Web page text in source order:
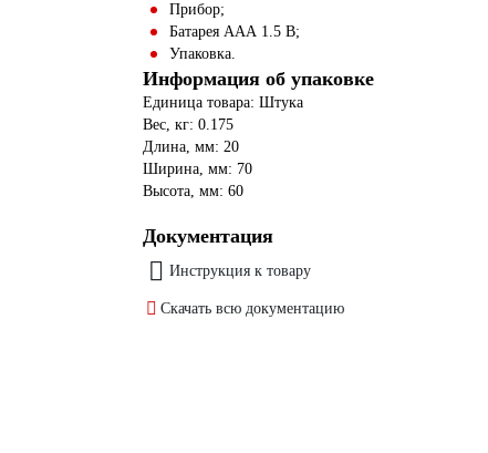
Прибор;
Батарея ААА 1.5 В;
Упаковка.
Информация об упаковке
Единица товара: Штука
Вес, кг: 0.175
Длина, мм: 20
Ширина, мм: 70
Высота, мм: 60
Документация
Инструкция к товару
Скачать всю документацию